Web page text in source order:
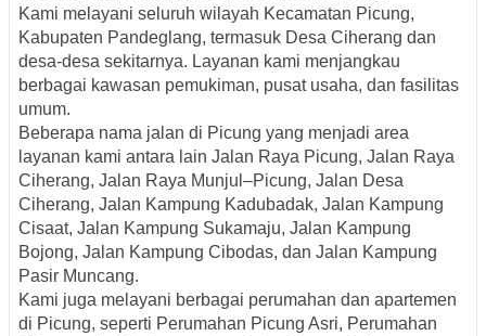
Kami melayani seluruh wilayah Kecamatan Picung,
Kabupaten Pandeglang, termasuk Desa Ciherang dan
desa-desa sekitarnya. Layanan kami menjangkau
berbagai kawasan pemukiman, pusat usaha, dan fasilitas
umum.
Beberapa nama jalan di Picung yang menjadi area
layanan kami antara lain Jalan Raya Picung, Jalan Raya
Ciherang, Jalan Raya Munjul–Picung, Jalan Desa
Ciherang, Jalan Kampung Kadubadak, Jalan Kampung
Cisaat, Jalan Kampung Sukamaju, Jalan Kampung
Bojong, Jalan Kampung Cibodas, dan Jalan Kampung
Pasir Muncang.
Kami juga melayani berbagai perumahan dan apartemen
di Picung, seperti Perumahan Picung Asri, Perumahan